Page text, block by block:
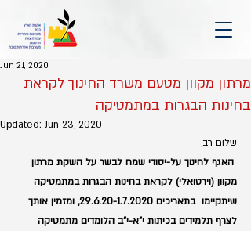
מרתון מקוון מטעם משרד החינוך לקראת
בחינות הבגרות במתמטיקה
Jun 21, 2020
Updated: Jun 23, 2020
שלום רב,
האגף לחינוך על-יסודי שמח לבשר על השקת מרתון
מקוון (וירטואלי) לקראת בחינות הבגרות במתמטיקה
שיתקיימו  בתאריכים 29.6.20-1.7.2020, ומזמין אותך
לצרף תלמידים בכיתות י"א-י"ב הלומדים מתמטיקה